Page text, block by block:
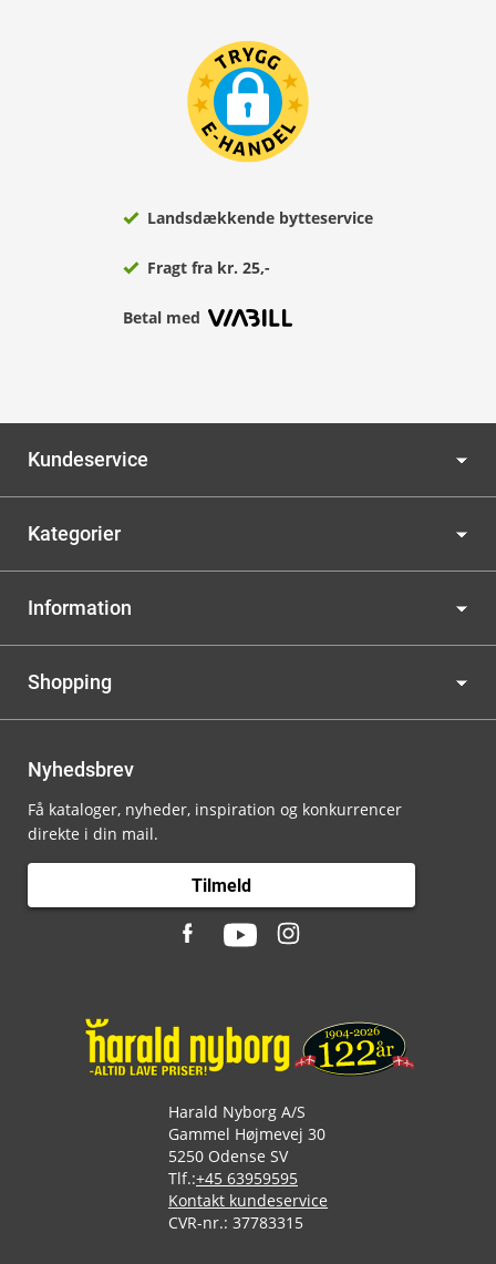
Landsdækkende bytteservice
Fragt fra kr. 25,-
Betal med
Kundeservice
Kategorier
Information
Shopping
Nyhedsbrev
Få kataloger, nyheder, inspiration og konkurrencer
direkte i din mail.
Tilmeld
Harald Nyborg A/S
Gammel Højmevej 30
5250 Odense SV
Tlf.:+45 63959595
Kontakt kundeservice
CVR-nr.: 37783315